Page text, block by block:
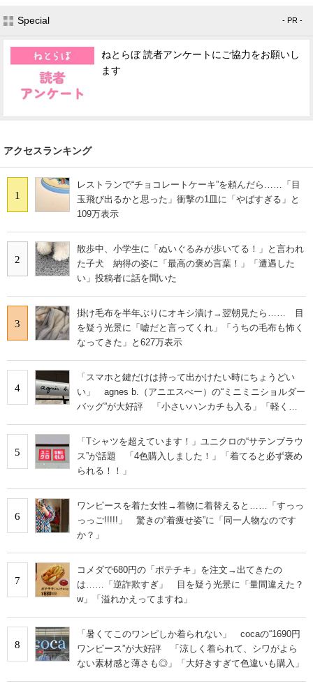
Special - PR -
ねとらぼ 読者アンケートにご協力をお願いし
ます
アクセスランキング
1
レストランで“チョコレートケーキ”を頼んだら……「目
玉飛び出るかと思った」衝撃の1皿に「やばすぎる」と
109万表示
2
散歩中、小学生に「ぬいぐるみが歩いてる！」と言われ
た子犬 納得の姿に「最高の褒め言葉！」「遭遇した
い」投稿者に話を聞いた
3
掛け毛布を半年ぶりにオキシ漬け→翌朝見たら…… 目
を疑う光景に「嘘だと言ってくれ」「うちの毛布も怖く
なってきた」と627万表示
4
「スマホと鍵だけは持って出かけたい時にちょうどい
い」 agnes b.（アニエスべー）の“ミニミニショルダー
バッグ”が大好評 「小さいハンカチも入る」「軽くて
5
「Tシャツを超えています！」ユニクロの“サテンブラウ
ス”が話題 「4色購入しました！」「着てると必ず褒め
られる！！」
6
ワンピースを着た女性→着物に着替えると……「すっっ
っっご!!!!!」 驚きの“着痩せ姿”に「同一人物なのです
か？」
7
コメダで680円の「ポテチキ」を注文→出てきたの
は……「逆詐欺すぎ」 目を疑う光景に「量間違えた？
w」「溢れかえってますね」
8
「暑くてこのワンピしか着られない」 cocaの“1690円
ワンピース”が大好評 「涼しく着られて、シワがよら
ない素材感と薄さも◎」「大好きすぎて色違いも購入」